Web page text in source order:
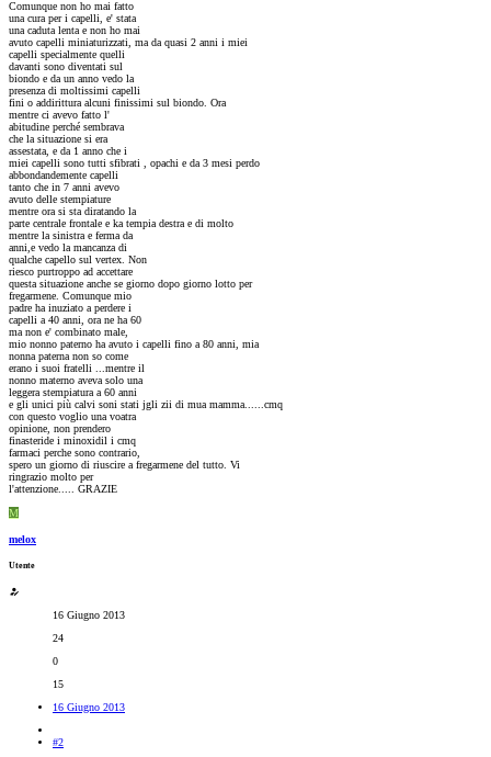
Comunque non ho mai fatto
una cura per i capelli, e' stata
una caduta lenta e non ho mai
avuto capelli miniaturizzati, ma da quasi 2 anni i miei
capelli specialmente quelli
davanti sono diventati sul
biondo e da un anno vedo la
presenza di moltissimi capelli
fini o addirittura alcuni finissimi sul biondo. Ora
mentre ci avevo fatto l'
abitudine perché sembrava
che la situazione si era
assestata, e da 1 anno che i
miei capelli sono tutti sfibrati , opachi e da 3 mesi perdo
abbondandemente capelli
tanto che in 7 anni avevo
avuto delle stempiature
mentre ora si sta diratando la
parte centrale frontale e ka tempia destra e di molto
mentre la sinistra e ferma da
anni,e vedo la mancanza di
qualche capello sul vertex. Non
riesco purtroppo ad accettare
questa situazione anche se giorno dopo giorno lotto per
fregarmene. Comunque mio
padre ha inuziato a perdere i
capelli a 40 anni, ora ne ha 60
ma non e' combinato male,
mio nonno paterno ha avuto i capelli fino a 80 anni, mia
nonna paterna non so come
erano i suoi fratelli ...mentre il
nonno materno aveva solo una
leggera stempiatura a 60 anni
e gli unici più calvi soni stati jgli zii di mua mamma......cmq
con questo voglio una voatra
opinione, non prendero
finasteride i minoxidil i cmq
farmaci perche sono contrario,
spero un giorno di riuscire a fregarmene del tutto. Vi
ringrazio molto per
l'attenzione..... GRAZIE
M
melox
Utente
16 Giugno 2013
24
0
15
16 Giugno 2013
#2